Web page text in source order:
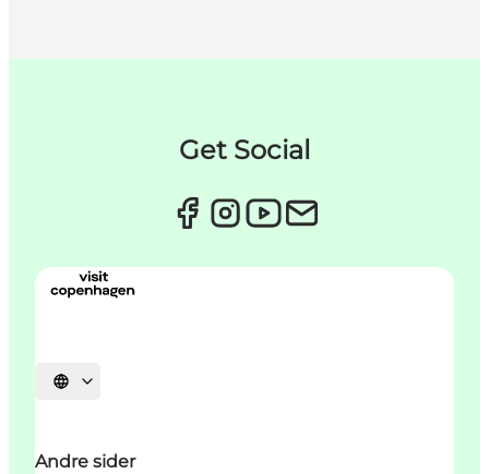
Get Social
Vælg sprog
Andre sider